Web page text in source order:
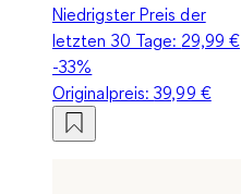
Niedrigster Preis der
letzten 30 Tage: 29,99 €
-33%
Originalpreis:39,99 €